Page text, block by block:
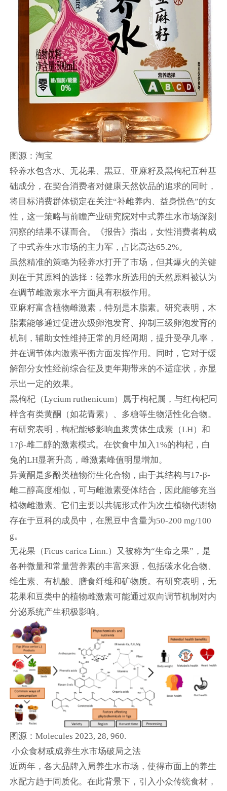
图源：淘宝
轻养水包含水、无花果、黑豆、亚麻籽及黑枸杞五种基
础成分，在契合消费者对健康天然饮品的追求的同时，
将目标消费群体锁定在关注“补雌养内、益身悦色”的女
性，这一策略与前瞻产业研究院对中式养生水市场深刻
洞察的结果不谋而合。《报告》指出，女性消费者构成
了中式养生水市场的主力军，占比高达65.2%。
虽然精准的策略为轻养水打开了市场，但其爆火的关键
则在于其原料的选择：轻养水所选用的天然原料被认为
在调节雌激素水平方面具有积极作用。
亚麻籽富含植物雌激素，特别是木脂素。研究表明，木
脂素能够通过促进次级卵泡发育、抑制三级卵泡发育的
机制，辅助女性维持正常的月经周期，提升受孕几率，
并在调节体内激素平衡方面发挥作用。同时，它对于缓
解部分女性经前综合征及更年期带来的不适症状，亦显
示出一定的效果。
黑枸杞（Lycium ruthenicum）属于枸杞属，与红枸杞同
样含有类黄酮（如花青素）、多糖等生物活性化合物。
有研究表明，枸杞能够影响血浆黄体生成素（LH）和
17β-雌二醇的激素模式。在饮食中加入1%的枸杞，白
兔的LH显著升高，雌激素峰值明显增加。
异黄酮是多酚类植物衍生化合物，由于其结构与17-β-
雌二醇高度相似，可与雌激素受体结合，因此能够充当
植物雌激素。它们主要以共轭形式作为次生植物代谢物
存在于豆科的成员中，在黑豆中含量为50-200 mg/100
g。
无花果（Ficus carica Linn.）又被称为“生命之果”，是
各种微量和常量营养素的丰富来源，包括碳水化合物、
维生素、有机酸、膳食纤维和矿物质。有研究表明，无
花果和豆类中的植物雌激素可能通过双向调节机制对内
分泌系统产生积极影响。
图源：Molecules 2023, 28, 960.
小众食材或成养生水市场破局之法
近两年，各大品牌入局养生水市场，使得市面上的养生
水配方趋于同质化。在此背景下，引入小众传统食材，